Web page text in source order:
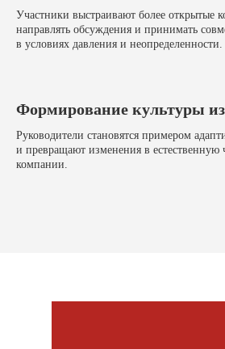
Участники выстраивают более открытые
направлять обсуждения и принимать
в условиях давления и неопределенности.
Формирование культуры
Руководители становятся примером
и превращают изменения в естественную
компании.